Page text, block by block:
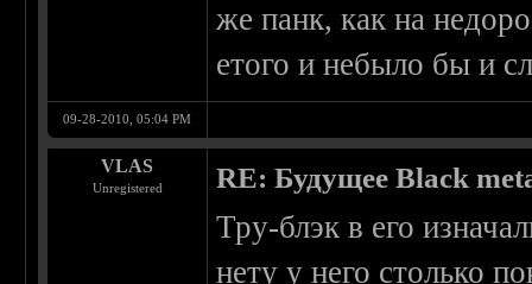
же панк, как на
етого и небыло бы и
09-28-2010, 05:04 PM
VLAS
Unregistered RE: Будущее Black
Тру-блэк в его
нету у него столько